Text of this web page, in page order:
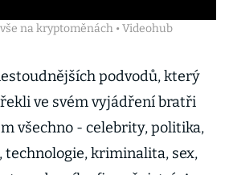
na kryptoměnách • Videohub
podvodů, který
řekli ve svém vyjádření bratři
všechno - celebrity, politika,
technologie, kriminalita, sex,